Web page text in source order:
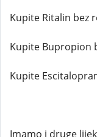
Kupite Ritalin bez
Kupite Bupropion
Kupite
Imamo i druge